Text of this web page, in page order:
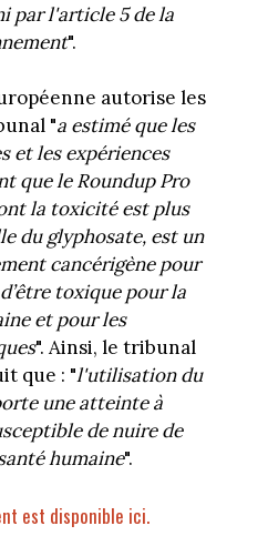
par l'article 5 de la
".
autorise les
"a estimé que les
et les expériences
que le Roundup Pro
la toxicité est plus
du glyphosate, est un
cancérigène pour
toxique pour la
et pour les
". Ainsi, le tribunal
que : "l'utilisation du
une atteinte à
de nuire de
humaine".
est disponible ici.